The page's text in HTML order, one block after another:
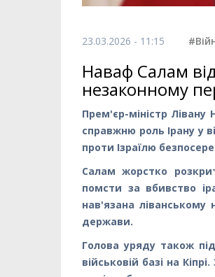
23.03.2026 - 11:15
Наваф Салам
незаконному
Прем'єр-міністр
справжню роль Ірану у
проти Ізраїлю
Салам жорстко
помсти за вбивство
нав'язана ліванському
держави.
Голова уряду також
військовій базі на